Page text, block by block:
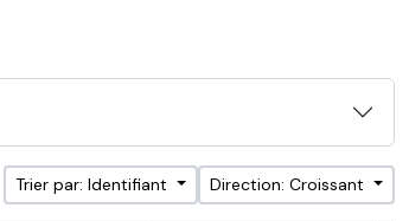
Trier par: Identifiant Direction: Croissant